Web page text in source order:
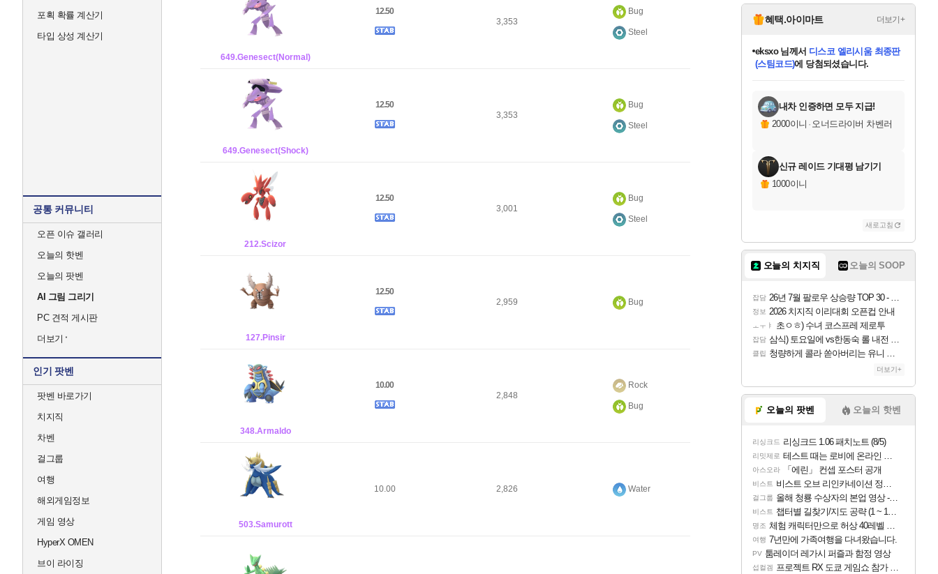
포획 확률 계산기
타입 상성 계산기
공통 커뮤니티
오픈 이슈 갤러리
오늘의 핫벤
오늘의 팟벤
AI 그림 그리기
PC 견적 게시판
더보기
인기 팟벤
팟벤 바로가기
치지직
차벤
걸그룹
여행
해외게임정보
게임 영상
HyperX OMEN
브이 라이징
649.Genesect(Normal)
12.50
3,353
Bug
Steel
649.Genesect(Shock)
12.50
3,353
Bug
Steel
212.Scizor
12.50
3,001
Bug
Steel
127.Pinsir
12.50
2,959
Bug
348.Armaldo
10.00
2,848
Rock
Bug
503.Samurott
10.00 2,826 Water
혜택.아이마트 더보기+
당첨되셨습니다.
당첨되셨습니다.
eksxo님께서 디스코 엘리시움 최종판
(스팀코드)에 당첨되셨습니다.
당첨되셨습니다.
당첨되셨습니다.
에디션 (스팀코드)를 교환.
당첨되셨습니다.
당첨되셨습니다.
당첨되셨습니다.
당첨되셨습니다.
내차 인증하면 모두 지급!
2000이니 · 오너드라이버 차벤러
신규 레이드 기대평 남기기
1000이니
새로고침
오늘의 치지직 오늘의 SOOP
잡담 26년 7월 팔로우 상승량 TOP 30 - 월간 치지직
정보 2026 치지직 이리대회 오픈컵 안내
ㅗㅜㅑ 초ㅇㅎ) 수녀 코스프레 제로투
잡담 삼식) 토요일에 vs한동숙 롤 내전 예정
클립 청량하게 콜라 쏟아버리는 유니 ㅋㅋㅋ
더보기+
오늘의 팟벤 오늘의 핫벤
리싱크드 리싱크드 1.06 패치노트 (8/5)
리밋제로 테스트 때는 로비에 온라인 기능이 있는데
아스오라 「에린」 컨셉 포스터 공개
비스트 비스트 오브 리인카네이션 정보/공략글 모음
걸그룹 올해 청룡 수상자의 본업 영상 - 스테이씨 윤
비스트 챕터별 길찾기/지도 공략 (1 ~ 12장)
명조 체험 캐릭터만으로 허상 40레벨 하이와티아 5분 컷!｜에이메스·린네·모니에 명함
여행 7년만에 가족여행을 다녀왔습니다.
PV 툼레이더 레가시 퍼즐과 함정 영상
섭컬겜 프로젝트 RX 도쿄 게임쇼 참가 결정